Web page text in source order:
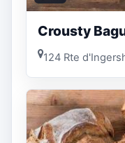
Crousty
124 Rte